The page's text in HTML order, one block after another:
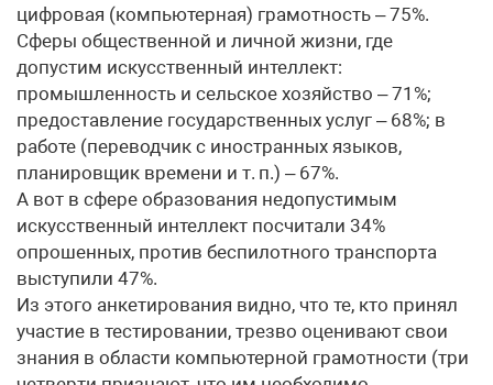
цифровая (компьютерная) грамотность – 75%.
Сферы общественной и личной жизни, где
допустим искусственный интеллект:
промышленность и сельское хозяйство – 71%;
предоставление государственных услуг – 68%; в
работе (переводчик с иностранных языков,
планировщик времени и т. п.) – 67%.
А вот в сфере образования недопустимым
искусственный интеллект посчитали 34%
опрошенных, против беспилотного транспорта
выступили 47%.
Из этого анкетирования видно, что те, кто принял
участие в тестировании, трезво оценивают свои
знания в области компьютерной грамотности (три